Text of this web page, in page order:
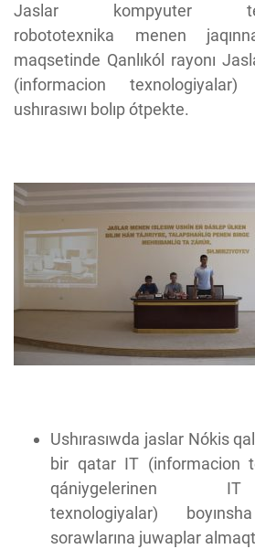
Jaslar kompyuter
robototexnika menen
maqsetinde Qanlıkól rayonı
(informacion
ushırasıwı bolıp ótpekte.
Ushırasıwda jaslar Nókis
bir qatar IT (informacion
qániygelerinen IT
texnologiyalar)
sorawlarına juwaplar